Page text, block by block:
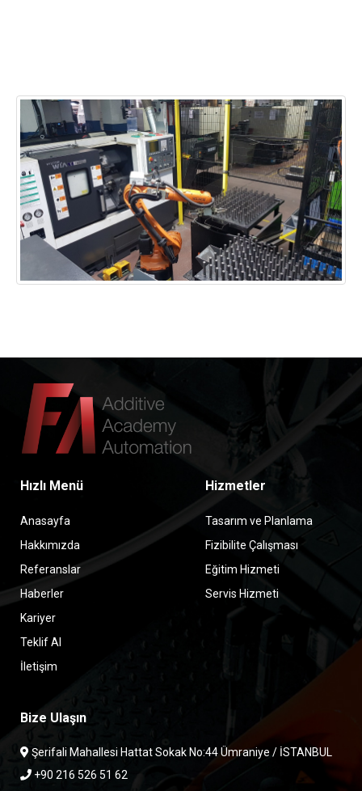
Hızlı Menü
Anasayfa
Hakkımızda
Referanslar
Haberler
Kariyer
Teklif Al
İletişim
Hizmetler
Tasarım ve Planlama
Fizibilite Çalışması
Eğitim Hizmeti
Servis Hizmeti
Bize Ulaşın
Şerifali Mahallesi Hattat Sokak No:44 Ümraniye / İSTANBUL
+90 216 526 51 62